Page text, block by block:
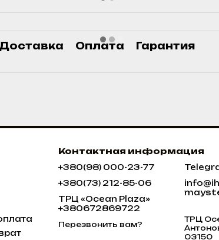
Доставка Оплата Гарантия
Контактная информация
+380(98) 000-23-77
+380(73) 212-85-06
ТРЦ «Ocean Plaza»
+380672869722
Перезвонить вам?
ТРЦ Ocean Plaza, вул.
03150